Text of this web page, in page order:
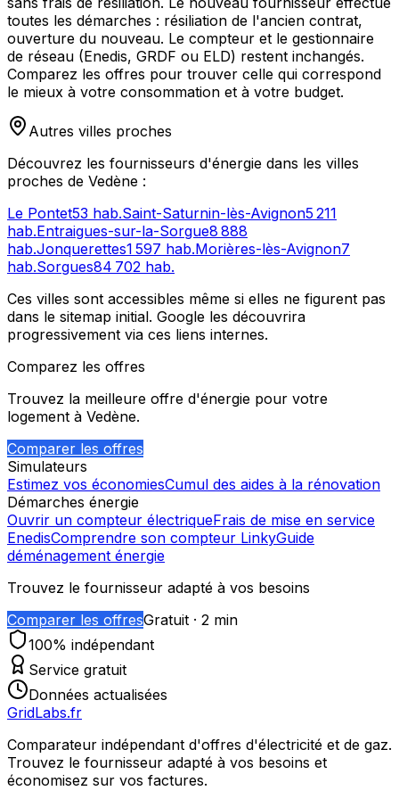
toutes les démarches : résiliation de l'ancien contrat,
ouverture du nouveau. Le compteur et le gestionnaire
de réseau (Enedis, GRDF ou ELD) restent inchangés.
Comparez les offres pour trouver celle qui correspond
le mieux à votre consommation et à votre budget.
Autres villes proches
Découvrez les fournisseurs d'énergie dans les villes
proches de Vedène :
Le Pontet53 hab.Saint-Saturnin-lès-Avignon5 211
hab.Entraigues-sur-la-Sorgue8 888
hab.Jonquerettes1 597 hab.Morières-lès-Avignon7
hab.Sorgues84 702 hab.
Ces villes sont accessibles même si elles ne figurent pas
dans le sitemap initial. Google les découvrira
progressivement via ces liens internes.
Comparez les offres
Trouvez la meilleure offre d'énergie pour votre
logement à Vedène.
Comparer les offres
Simulateurs
Estimez vos économiesCumul des aides à la rénovation
Démarches énergie
Ouvrir un compteur électriqueFrais de mise en service
EnedisComprendre son compteur LinkyGuide
déménagement énergie
Trouvez le fournisseur adapté à vos besoins
Comparer les offresGratuit · 2 min
100% indépendant
Service gratuit
Données actualisées
GridLabs.fr
Comparateur indépendant d'offres d'électricité et de gaz.
Trouvez le fournisseur adapté à vos besoins et
économisez sur vos factures.